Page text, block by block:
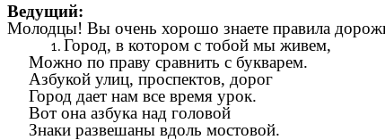
Ведущий:
Молодцы! Вы очень хорошо знаете правила
Город, в котором с тобой мы живем,
Можно по праву сравнить с букварем.
Азбукой улиц, проспектов, дорог
Город дает нам все время урок.
Вот она азбука над головой
Знаки развешаны вдоль мостовой.